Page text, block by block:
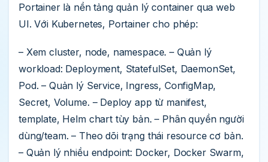
Portainer là nền tảng quản lý container qua web
UI. Với Kubernetes, Portainer cho phép:
– Xem cluster, node, namespace. – Quản lý
workload: Deployment, StatefulSet, DaemonSet,
Pod. – Quản lý Service, Ingress, ConfigMap,
Secret, Volume. – Deploy app từ manifest,
template, Helm chart tùy bản. – Phân quyền người
dùng/team. – Theo dõi trạng thái resource cơ bản.
– Quản lý nhiều endpoint: Docker, Docker Swarm,